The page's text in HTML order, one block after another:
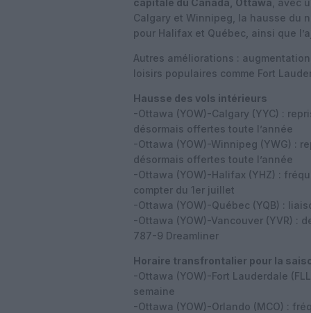
capitale du Canada, Ottawa , avec
Calgary et Winnipeg, la hausse du
pour Halifax et Québec, ainsi que
Autres améliorations :
loisirs populaires comme Fort
Hausse des vols intérieurs
-Ottawa (YOW)-Calgary (YYC) :
désormais offertes toute l’année
-Ottawa (YOW)-Winnipeg (YWG) :
désormais offertes toute l’année
-Ottawa (YOW)-Halifax (YHZ) :
compter du 1er juillet
-Ottawa (YOW)-Québec (YQB) :
-Ottawa (YOW)-Vancouver (YVR) :
787-9 Dreamliner
Horaire transfrontalier pour la
-Ottawa (YOW)-Fort Lauderdale
semaine
-Ottawa (YOW)-Orlando (MCO) :